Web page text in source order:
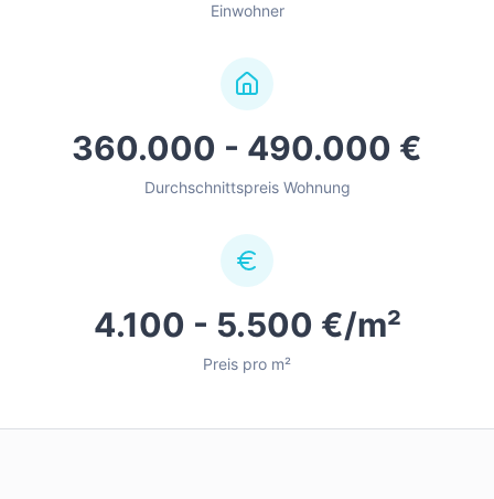
Einwohner
360.000 - 490.000 €
Durchschnittspreis Wohnung
4.100 - 5.500 €/m²
Preis pro m²